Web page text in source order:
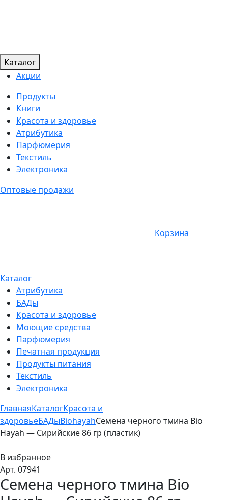
Каталог
Акции
Продукты
Книги
Красота и здоровье
Атрибутика
Парфюмерия
Текстиль
Электроника
Оптовые продажи
Корзина
Каталог
Атрибутика
БАДы
Красота и здоровье
Моющие средства
Парфюмерия
Печатная продукция
Продукты питания
Текстиль
Электроника
ГлавнаяКаталогКрасота и
здоровьеБАДыBiohayahСемена черного тмина Bio
Hayah — Сирийские 86 гр (пластик)
В избранное
Арт. 07941
Семена черного тмина Bio